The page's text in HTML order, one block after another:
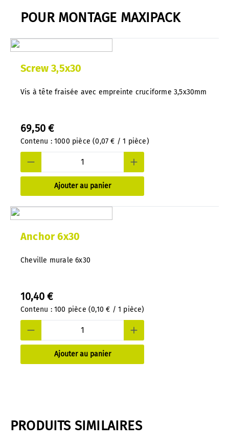
POUR MONTAGE MAXIPACK
Screw 3,5x30
Vis à tête fraisée avec empreinte cruciforme 3,5x30mm
69,50 €
Contenu : 1000 pièce(0,07 € / 1 pièce)
Ajouter au panier
Anchor 6x30
Cheville murale 6x30
10,40 €
Contenu : 100 pièce (0,10 € / 1 pièce)
Ajouter au panier
PRODUITS SIMILAIRES